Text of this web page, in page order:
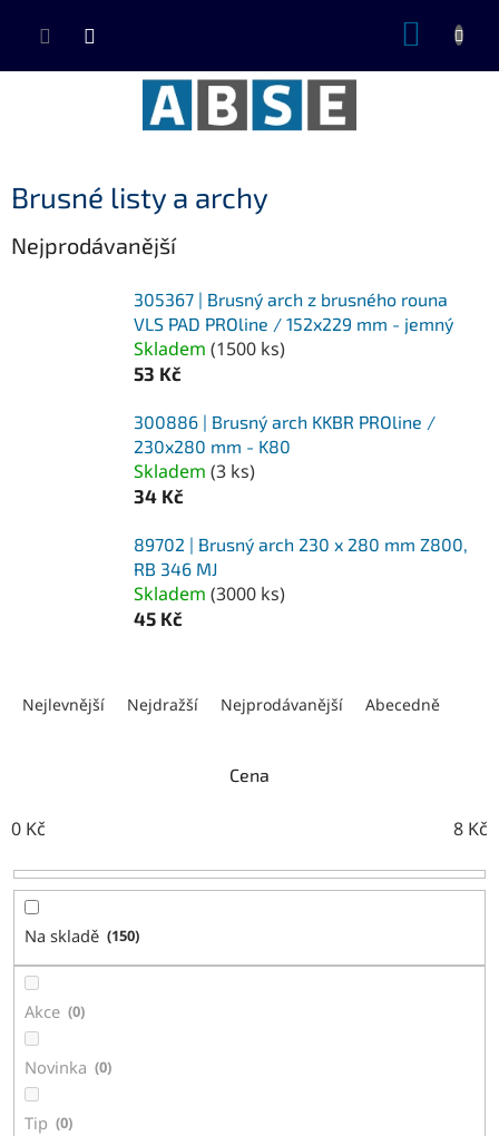
Brusné listy a archy
Nejprodávanější
305367 | Brusný arch z brusného rouna
VLS PAD PROline / 152x229 mm - jemný
Skladem (1500 ks)
53 Kč
300886 | Brusný arch KKBR PROline /
230x280 mm - K80
Skladem (3 ks)
34 Kč
89702 | Brusný arch 230 x 280 mm Z800,
RB 346 MJ
Skladem (3000 ks)
45 Kč
p
o
d
t
Nejlevnější Nejdražší Nejprodávanější Abecedně
Cena
0 Kč 8 Kč
Na skladě 150
Akce 0
Novinka 0
Tip 0